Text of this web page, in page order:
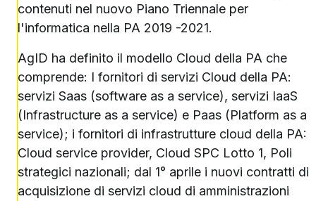
contenuti nel nuovo Piano Triennale per
l'informatica nella PA 2019 -2021.
AgID ha definito il modello Cloud della PA che
comprende: I fornitori di servizi Cloud della PA:
servizi Saas (software as a service), servizi IaaS
(Infrastructure as a service) e Paas (Platform as a
service); i fornitori di infrastrutture cloud della PA:
Cloud service provider, Cloud SPC Lotto 1, Poli
strategici nazionali; dal 1° aprile i nuovi contratti di
acquisizione di servizi cloud di amministrazioni